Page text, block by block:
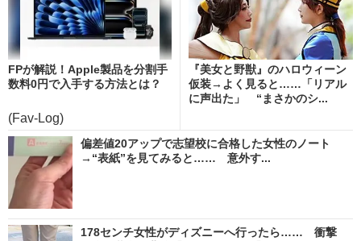
FPが解説！Apple製品を分割手
数料0円で入手する方法とは？
(Fav-Log)
『美女と野獣』のハロウィーン
仮装→よく見ると……「リアル
に声出た」 “まさかのシ...
偏差値20アップで志望校に合格した女性のノート
→“表紙”を見てみると…… 意外す...
178センチ女性がディズニーへ行ったら…… 衝撃